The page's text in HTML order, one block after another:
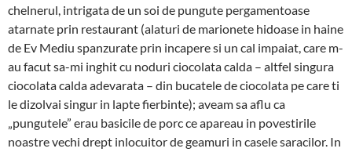
chelnerul, intrigata de un soi de pungute pergamentoase
atarnate prin restaurant (alaturi de marionete hidoase in haine
de Ev Mediu spanzurate prin incapere si un cal impaiat, care m-
au facut sa-mi inghit cu noduri ciocolata calda – altfel singura
ciocolata calda adevarata – din bucatele de ciocolata pe care ti
le dizolvai singur in lapte fierbinte); aveam sa aflu ca
„pungutele” erau basicile de porc ce apareau in povestirile
noastre vechi drept inlocuitor de geamuri in casele saracilor. In